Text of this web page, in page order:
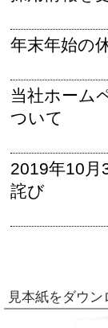
年末年始の
当社ホーム
ついて
2019年10月
詫び
見本紙をダウン